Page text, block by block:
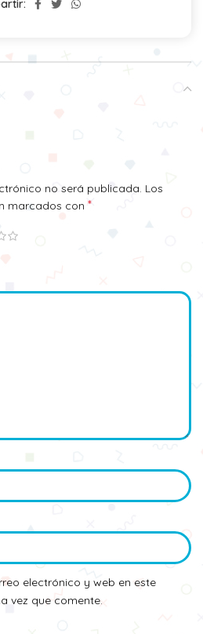
no será publicada. Los
marcados con *
electrónico y web en este
vez que comente.